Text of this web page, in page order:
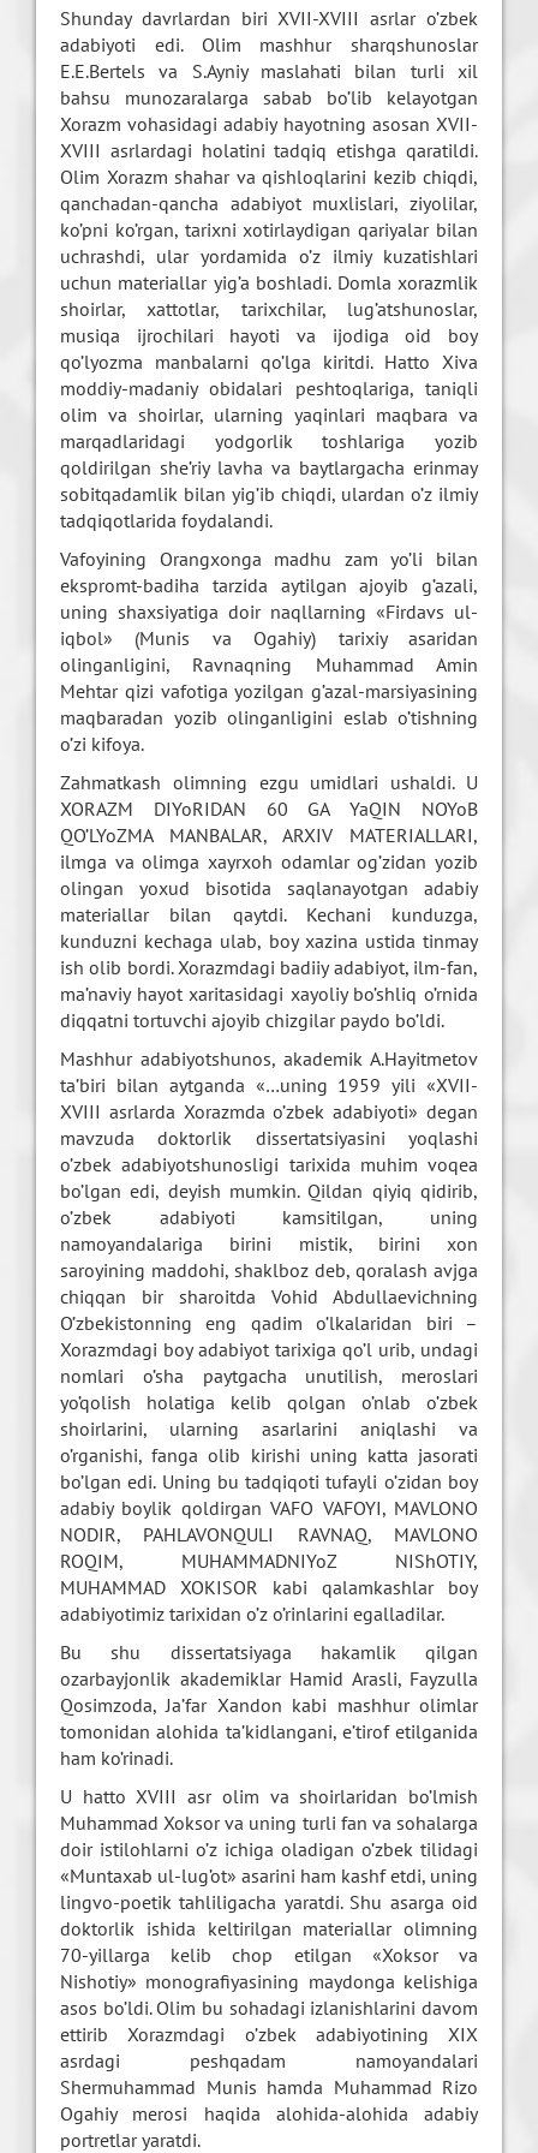
Shunday davrlardan biri XVII-XVIII asrlar o’zbek
adabiyoti edi. Olim mashhur sharqshunoslar
E.E.Bertels va S.Ayniy maslahati bilan turli xil
bahsu munozaralarga sabab bo’lib kelayotgan
Xorazm vohasidagi adabiy hayotning asosan XVII-
XVIII asrlardagi holatini tadqiq etishga qaratildi.
Olim Xorazm shahar va qishloqlarini kezib chiqdi,
qanchadan-qancha adabiyot muxlislari, ziyolilar,
ko’pni ko’rgan, tarixni xotirlaydigan qariyalar bilan
uchrashdi, ular yordamida o’z ilmiy kuzatishlari
uchun materiallar yig’a boshladi. Domla xorazmlik
shoirlar, xattotlar, tarixchilar, lug’atshunoslar,
musiqa ijrochilari hayoti va ijodiga oid boy
qo’lyozma manbalarni qo’lga kiritdi. Hatto Xiva
moddiy-madaniy obidalari peshtoqlariga, taniqli
olim va shoirlar, ularning yaqinlari maqbara va
marqadlaridagi yodgorlik toshlariga yozib
qoldirilgan she’riy lavha va baytlargacha erinmay
sobitqadamlik bilan yig’ib chiqdi, ulardan o’z ilmiy
tadqiqotlarida foydalandi.
Vafoyining Orangxonga madhu zam yo’li bilan
ekspromt-badiha tarzida aytilgan ajoyib g’azali,
uning shaxsiyatiga doir naqllarning «Firdavs ul-
iqbol» (Munis va Ogahiy) tarixiy asaridan
olinganligini, Ravnaqning Muhammad Amin
Mehtar qizi vafotiga yozilgan g’azal-marsiyasining
maqbaradan yozib olinganligini eslab o’tishning
o’zi kifoya.
Zahmatkash olimning ezgu umidlari ushaldi. U
XORAZM DIYoRIDAN 60 GA YaQIN NOYoB
QO’LYoZMA MANBALAR, ARXIV MATERIALLARI,
ilmga va olimga xayrxoh odamlar og’zidan yozib
olingan yoxud bisotida saqlanayotgan adabiy
materiallar bilan qaytdi. Kechani kunduzga,
kunduzni kechaga ulab, boy xazina ustida tinmay
ish olib bordi. Xorazmdagi badiiy adabiyot, ilm-fan,
ma’naviy hayot xaritasidagi xayoliy bo’shliq o’rnida
diqqatni tortuvchi ajoyib chizgilar paydo bo’ldi.
Mashhur adabiyotshunos, akademik A.Hayitmetov
ta’biri bilan aytganda «…uning 1959 yili «XVII-
XVIII asrlarda Xorazmda o’zbek adabiyoti» degan
mavzuda doktorlik dissertatsiyasini yoqlashi
o’zbek adabiyotshunosligi tarixida muhim voqea
bo’lgan edi, deyish mumkin. Qildan qiyiq qidirib,
o’zbek adabiyoti kamsitilgan, uning
namoyandalariga birini mistik, birini xon
saroyining maddohi, shaklboz deb, qoralash avjga
chiqqan bir sharoitda Vohid Abdullaevichning
O’zbekistonning eng qadim o’lkalaridan biri –
Xorazmdagi boy adabiyot tarixiga qo’l urib, undagi
nomlari o’sha paytgacha unutilish, meroslari
yo’qolish holatiga kelib qolgan o’nlab o’zbek
shoirlarini, ularning asarlarini aniqlashi va
o’rganishi, fanga olib kirishi uning katta jasorati
bo’lgan edi. Uning bu tadqiqoti tufayli o’zidan boy
adabiy boylik qoldirgan VAFO VAFOYI, MAVLONO
NODIR, PAHLAVONQULI RAVNAQ, MAVLONO
ROQIM, MUHAMMADNIYoZ NIShOTIY,
MUHAMMAD XOKISOR kabi qalamkashlar boy
adabiyotimiz tarixidan o’z o’rinlarini egalladilar.
Bu shu dissertatsiyaga hakamlik qilgan
ozarbayjonlik akademiklar Hamid Arasli, Fayzulla
Qosimzoda, Ja’far Xandon kabi mashhur olimlar
tomonidan alohida ta’kidlangani, e’tirof etilganida
ham ko’rinadi.
U hatto XVIII asr olim va shoirlaridan bo’lmish
Muhammad Xoksor va uning turli fan va sohalarga
doir istilohlarni o’z ichiga oladigan o’zbek tilidagi
«Muntaxab ul-lug’ot» asarini ham kashf etdi, uning
lingvo-poetik tahliligacha yaratdi. Shu asarga oid
doktorlik ishida keltirilgan materiallar olimning
70-yillarga kelib chop etilgan «Xoksor va
Nishotiy» monografiyasining maydonga kelishiga
asos bo’ldi. Olim bu sohadagi izlanishlarini davom
ettirib Xorazmdagi o’zbek adabiyotining XIX
asrdagi peshqadam namoyandalari
Shermuhammad Munis hamda Muhammad Rizo
Ogahiy merosi haqida alohida-alohida adabiy
portretlar yaratdi.